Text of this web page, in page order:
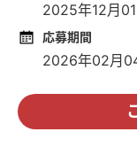
2025年12月
応募期間
2026年02月